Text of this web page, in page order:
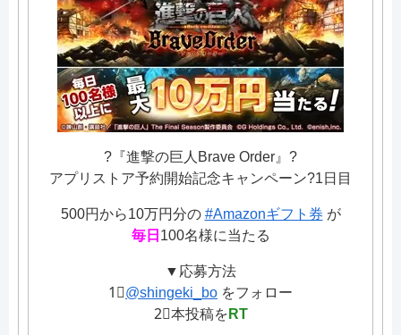
?『進撃の巨人Brave Order』?
アプリストア予約開始記念キャンペーン?1日目
500円から10万円分の #Amazonギフト券 が
毎日 100名様に当たる
▼応募方法
1⃣@shingeki_bo をフォロー
2⃣本投稿を RT